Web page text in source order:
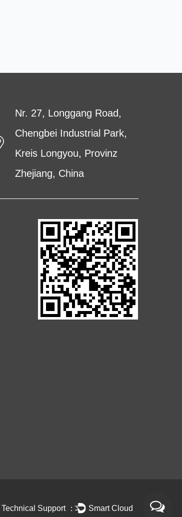
Nr. 27, Longgang Road,
Chengbei Industrial Park,
Kreis Longyou, Provinz
Zhejiang, China
Technical Support ： Smart Cloud